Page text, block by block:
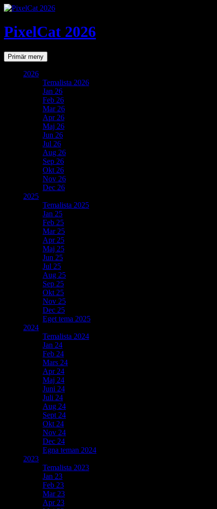
PixelCat 2026
SökPrimär meny Gå
till
2026
Temalista 2026
Jan 26
Feb 26
Mar 26
Apr 26
Maj 26
Jun 26
Jul 26
Aug 26
Sep 26
Okt 26
Nov 26
Dec 26
2025
Temalista 2025
Jan 25
Feb 25
Mar 25
Apr 25
Maj 25
Jun 25
Jul 25
Aug 25
Sep 25
Okt 25
Nov 25
Dec 25
Eget tema 2025
2024
Temalista 2024
Jan 24
Feb 24
Mars 24
Apr 24
Maj 24
Juni 24
Juli 24
Aug 24
Sept 24
Okt 24
Nov 24
Dec 24
Egna teman 2024
2023
Temalista 2023
Jan 23
Feb 23
Mar 23
Apr 23